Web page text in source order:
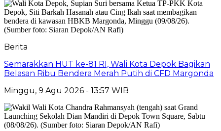
Berita
Semarakkan HUT ke-81 RI, Wali Kota Depok Bagikan
Belasan Ribu Bendera Merah Putih di CFD Margonda
Minggu, 9 Agu 2026 - 13:57 WIB